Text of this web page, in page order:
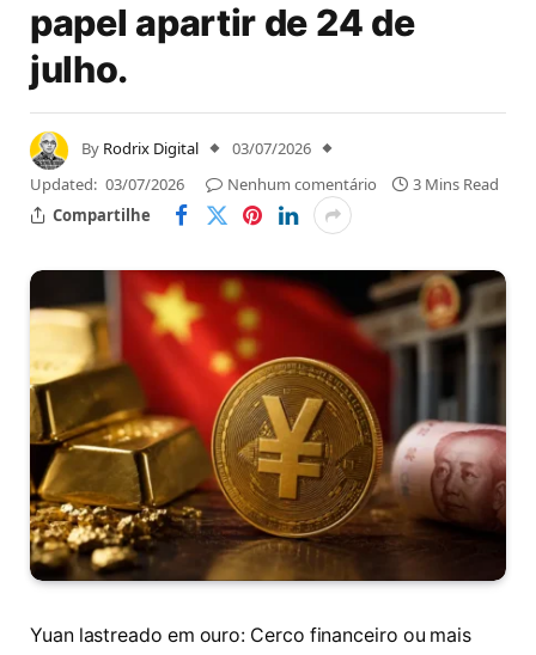
papel apartir de 24 de
julho.
By Rodrix Digital
03/07/2026
Updated: 03/07/2026 Nenhum comentário
3 Mins Read
Compartilhe
Yuan lastreado em ouro: Cerco financeiro ou mais